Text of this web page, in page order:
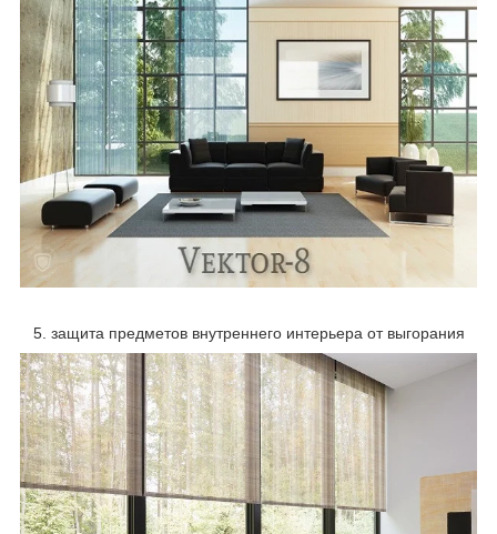
5. защита предметов внутреннего интерьера от выгорания